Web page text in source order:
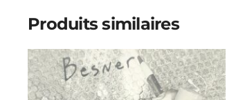
Produits similaires